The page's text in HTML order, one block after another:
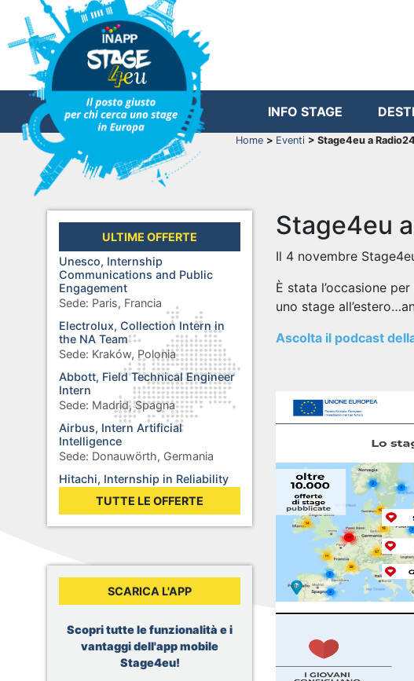
INFO STAGE
Home > Eventi > Stage4eu a Radio24
ULTIME OFFERTE
Unesco, Internship
Communications and Public
Engagement
Sede: Paris, Francia
Electrolux, Collection Intern in
the NA Team
Sede: Kraków, Polonia
Abbott, Field Technical Engineer
Intern
Sede: Madrid, Spagna
Airbus, Intern Artificial
Intelligence
Sede: Donauwörth, Germania
Hitachi, Internship in Reliability
Semiconductors
Philips, Data Analytics Graduate
Internship
Sede:
Amsterdam, Paesi Bassi
JLL, Stagiaire Responsable de
projets AMO/MOD
Lille, Francia
TUTTE LE OFFERTE
SCARICA L'APP
Scopri tutte le funzionalità e i
vantaggi dell'app mobile
Stage4eu!
Stage4eu
Il 4 novembre
È stata l’occasione
uno stage
Ascolta il podcast